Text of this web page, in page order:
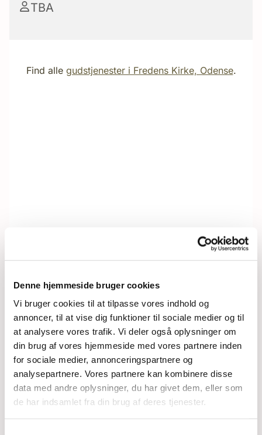
Denne hjemmeside bruger cookies
Vi bruger cookies til at tilpasse vores indhold og
annoncer, til at vise dig funktioner til sociale medier og til
at analysere vores trafik. Vi deler også oplysninger om
din brug af vores hjemmeside med vores partnere inden
for sociale medier, annonceringspartnere og
analysepartnere. Vores partnere kan kombinere disse
data med andre oplysninger, du har givet dem, eller som
de har indsamlet fra din brug af deres tjenester.
TBA
Find alle gudstjenester i Fredens Kirke, Odense.
Du vil måske også kunne
lide...